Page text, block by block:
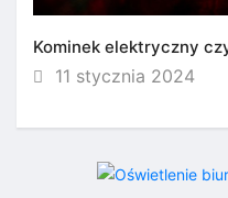
Kominek elektryczny
11 stycznia 2024